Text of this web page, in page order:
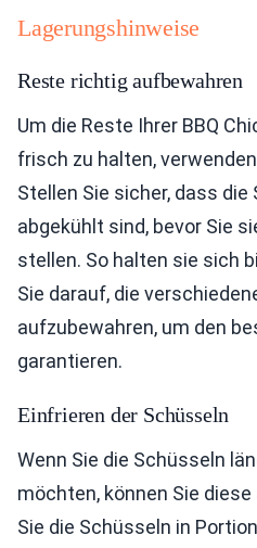
Lagerungshinweise
Reste richtig aufbewahren
Um die Reste Ihrer BBQ
frisch zu halten,
Stellen Sie sicher, dass
abgekühlt sind, bevor Sie
stellen. So halten sie sich
Sie darauf, die
aufzubewahren, um den
garantieren.
Einfrieren der Schüsseln
Wenn Sie die Schüsseln
möchten, können Sie
Sie die Schüsseln in